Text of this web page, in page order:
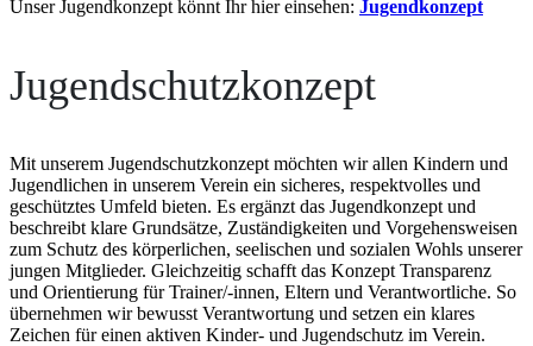
Unser Jugendkonzept könnt Ihr hier einsehen: Jugendkonzept
Jugendschutzkonzept
Mit unserem Jugendschutzkonzept möchten wir allen Kindern und
Jugendlichen in unserem Verein ein sicheres, respektvolles und
geschütztes Umfeld bieten. Es ergänzt das Jugendkonzept und
beschreibt klare Grundsätze, Zuständigkeiten und Vorgehensweisen
zum Schutz des körperlichen, seelischen und sozialen Wohls unserer
jungen Mitglieder. Gleichzeitig schafft das Konzept Transparenz
und Orientierung für Trainer/-innen, Eltern und Verantwortliche. So
übernehmen wir bewusst Verantwortung und setzen ein klares
Zeichen für einen aktiven Kinder- und Jugendschutz im Verein.